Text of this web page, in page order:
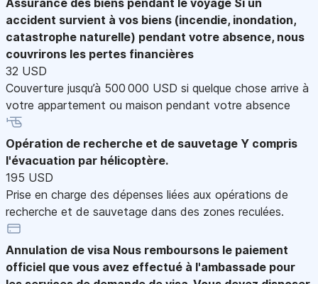
accident survient à vos biens (incendie, inondation,
catastrophe naturelle) pendant votre absence, nous
couvrirons les pertes financières
32 USD
Couverture jusqu’à 500 000 USD si quelque chose arrive à
votre appartement ou maison pendant votre absence
Opération de recherche et de sauvetage Y compris
l'évacuation par hélicoptère.
195 USD
Prise en charge des dépenses liées aux opérations de
recherche et de sauvetage dans des zones reculées.
Annulation de visa Nous remboursons le paiement
officiel que vous avez effectué à l'ambassade pour